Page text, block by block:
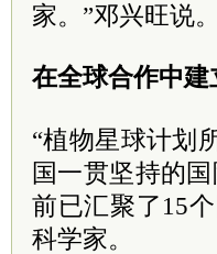
家。”邓兴旺说。
在全球合作中
“植物星球计划
国一贯坚持的
前已汇聚了15
科学家。